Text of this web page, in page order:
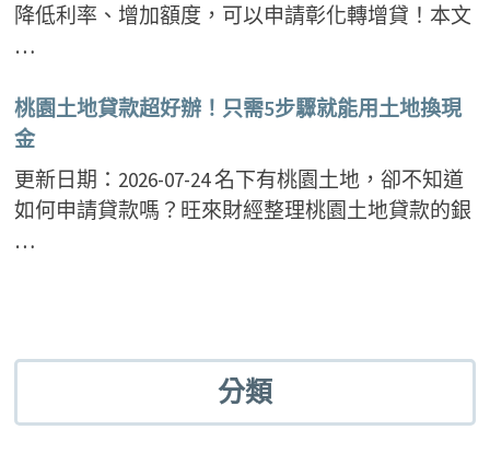
降低利率、增加額度，可以申請彰化轉增貸！本文
…
桃園土地貸款超好辦！只需5步驟就能用土地換現
金
更新日期：2026-07-24 名下有桃園土地，卻不知道
如何申請貸款嗎？旺來財經整理桃園土地貸款的銀
…
分類